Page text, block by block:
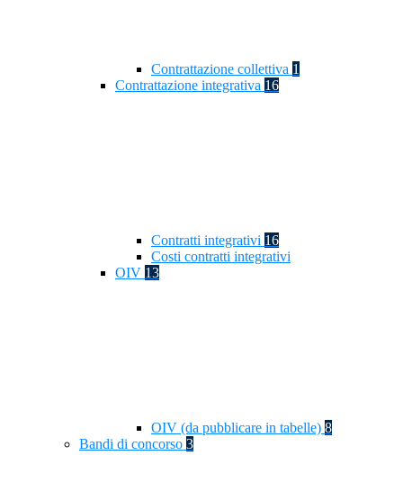
Contrattazione collettiva 1
Contrattazione integrativa 16
Contratti integrativi 16
Costi contratti integrativi
OIV 13
OIV (da pubblicare in tabelle) 8
Bandi di concorso 3